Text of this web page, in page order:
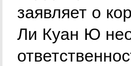
заявляет о
Ли Куан Ю